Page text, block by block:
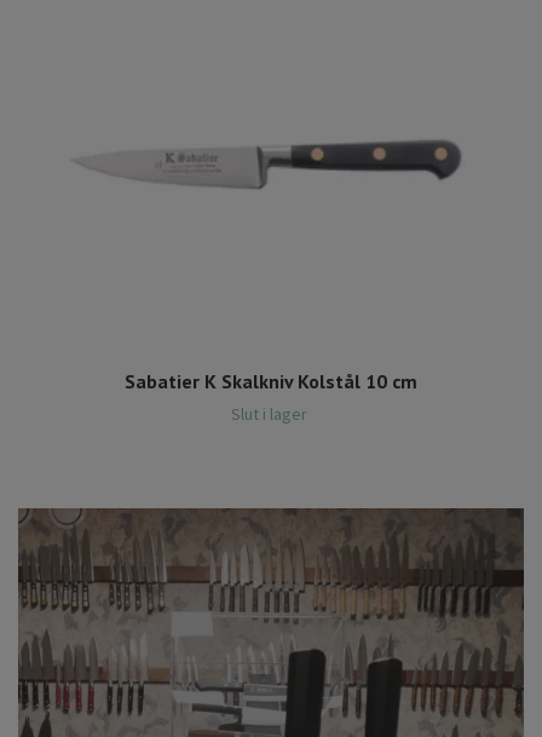
Sabatier K Skalkniv Kolstål 10 cm
Slut i lager